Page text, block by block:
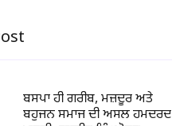
ਬਸਪਾ ਹੀ ਗਰੀਬ, ਮਜ਼ਦੂਰ ਅਤੇ
ਬਹੁਜਨ ਸਮਾਜ ਦੀ ਅਸਲ ਹਮਦਰਦ